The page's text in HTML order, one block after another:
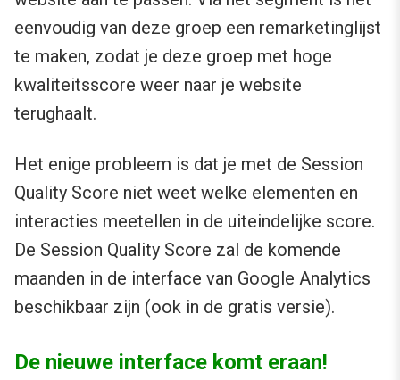
eenvoudig van deze groep een remarketinglijst
te maken, zodat je deze groep met hoge
kwaliteitsscore weer naar je website
terughaalt.
Het enige probleem is dat je met de Session
Quality Score niet weet welke elementen en
interacties meetellen in de uiteindelijke score.
De Session Quality Score zal de komende
maanden in de interface van Google Analytics
beschikbaar zijn (ook in de gratis versie).
De nieuwe interface komt eraan!